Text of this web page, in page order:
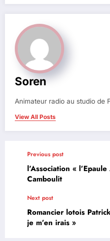
Soren
Animateur radio au studio de
View All Posts
Previous post
l’Association «
Camboulit
Next post
Romancier lotois
je m’en irais »